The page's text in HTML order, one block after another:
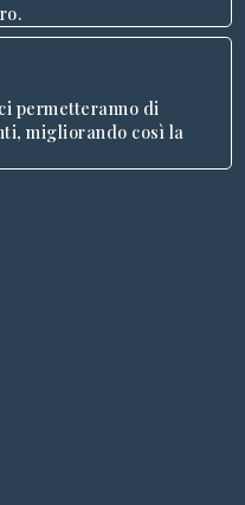
permetteranno di
migliorando così la